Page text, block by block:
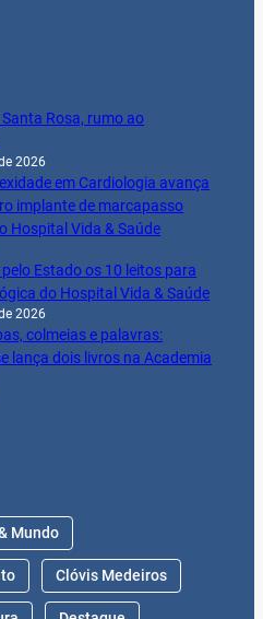
Rosa, rumo ao
2026
em Cardiologia avança
implante de marcapasso
Hospital Vida & Saúde
Estado os 10 leitos para
do Hospital Vida & Saúde
2026
colmeias e palavras:
lança dois livros na Academia
Mundo
Clóvis Medeiros